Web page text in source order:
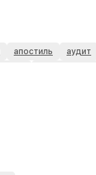
апостиль аудит